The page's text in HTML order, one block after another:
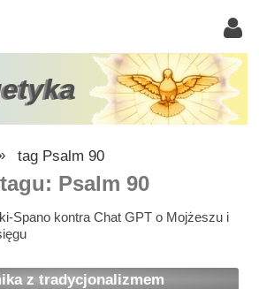
tag Psalm 90
z tradycjonalizmem
Psalm 90
Spano kontra Chat GPT o Mojżeszu i